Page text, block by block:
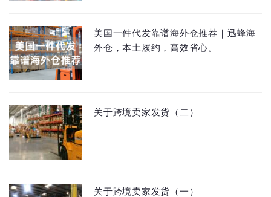
美国一件代发靠谱海外仓推荐｜迅蜂海
外仓，本土履约，高效省心。
关于跨境卖家发货（二）
关于跨境卖家发货（一）